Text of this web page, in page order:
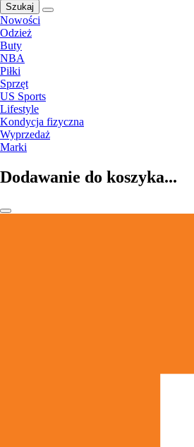
Szukaj
Nowości
Odzież
Buty
NBA
Piłki
Sprzęt
US Sports
Lifestyle
Kondycja fizyczna
Wyprzedaż
Marki
Dodawanie do koszyka...